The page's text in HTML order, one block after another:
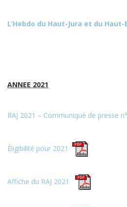
L’Hebdo du Haut-Jura et du Haut-
ANNEE 2021
RAJ 2021 – Communiqué de presse
Éligibilité pour 2021
Affiche du RAJ 2021